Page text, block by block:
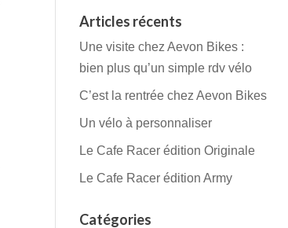
Articles récents
Une visite chez Aevon Bikes :
bien plus qu’un simple rdv vélo
C’est la rentrée chez Aevon Bikes
Un vélo à personnaliser
Le Cafe Racer édition Originale
Le Cafe Racer édition Army
Catégories